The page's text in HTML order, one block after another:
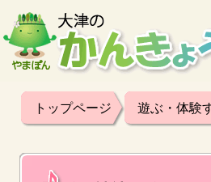
トップページ 遊ぶ・体験